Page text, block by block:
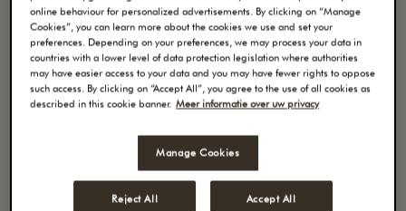
SMAAK:rond, zacht en neutraal
Bewaren in een donkere, droge
online behaviour for personalized advertisements. By clicking on “Manage
Cookies”, you can learn more about the cookies we use and set your
preferences. Depending on your preferences, we may process your data in
countries with a lower level of data protection legislation where authorities
may have easier access to your data and you may have fewer rights to oppose
such access. By clicking on “Accept All”, you agree to the use of all cookies as
described in this cookie banner. Meer informatie over uw privacy
Manage Cookies
Reject All Accept All